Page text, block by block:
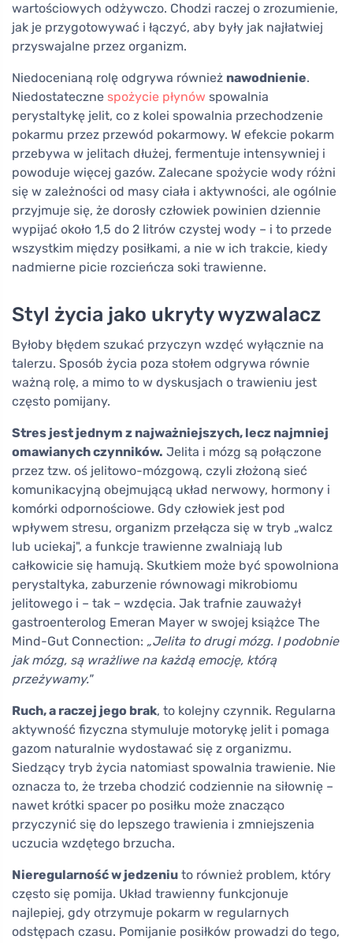
wartościowych odżywczo. Chodzi raczej o zrozumienie,
jak je przygotowywać i łączyć, aby były jak najłatwiej
przyswajalne przez organizm.
Niedocenianą rolę odgrywa również nawodnienie.
Niedostateczne spożycie płynów spowalnia
perystaltykę jelit, co z kolei spowalnia przechodzenie
pokarmu przez przewód pokarmowy. W efekcie pokarm
przebywa w jelitach dłużej, fermentuje intensywniej i
powoduje więcej gazów. Zalecane spożycie wody różni
się w zależności od masy ciała i aktywności, ale ogólnie
przyjmuje się, że dorosły człowiek powinien dziennie
wypijać około 1,5 do 2 litrów czystej wody – i to przede
wszystkim między posiłkami, a nie w ich trakcie, kiedy
nadmierne picie rozcieńcza soki trawienne.
Styl życia jako ukryty wyzwalacz
Byłoby błędem szukać przyczyn wzdęć wyłącznie na
talerzu. Sposób życia poza stołem odgrywa równie
ważną rolę, a mimo to w dyskusjach o trawieniu jest
często pomijany.
Stres jest jednym z najważniejszych, lecz najmniej
omawianych czynników. Jelita i mózg są połączone
przez tzw. oś jelitowo-mózgową, czyli złożoną sieć
komunikacyjną obejmującą układ nerwowy, hormony i
komórki odpornościowe. Gdy człowiek jest pod
wpływem stresu, organizm przełącza się w tryb „walcz
lub uciekaj", a funkcje trawienne zwalniają lub
całkowicie się hamują. Skutkiem może być spowolniona
perystaltyka, zaburzenie równowagi mikrobiomu
jelitowego i – tak – wzdęcia. Jak trafnie zauważył
gastroenterolog Emeran Mayer w swojej książce The
Mind-Gut Connection: „Jelita to drugi mózg. I podobnie
jak mózg, są wrażliwe na każdą emocję, którą
przeżywamy."
Ruch, a raczej jego brak, to kolejny czynnik. Regularna
aktywność fizyczna stymuluje motorykę jelit i pomaga
gazom naturalnie wydostawać się z organizmu.
Siedzący tryb życia natomiast spowalnia trawienie. Nie
oznacza to, że trzeba chodzić codziennie na siłownię –
nawet krótki spacer po posiłku może znacząco
przyczynić się do lepszego trawienia i zmniejszenia
uczucia wzdętego brzucha.
Nieregularność w jedzeniu to również problem, który
często się pomija. Układ trawienny funkcjonuje
najlepiej, gdy otrzymuje pokarm w regularnych
odstępach czasu. Pomijanie posiłków prowadzi do tego,